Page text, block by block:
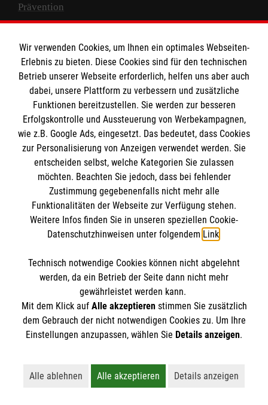
Prävention
Compliance
Transparenz
Spenden und Helfen
Spendenkonto
Empfänger: Malteser Hilfsdienst e.V.
IBAN: DE10 3706 0120 1201 2000 12
BIC: GENODED 1PA7
Newsletter abonnieren
Cookies verwalten| AGB|Impressum|Datenschutz|
Barrierefreiheit|Kontakt|Sharepoint|Mediathek
Wir verwenden Cookies, um Ihnen ein optimales Webseiten-
Erlebnis zu bieten. Diese Cookies sind für den technischen
Betrieb unserer Webseite erforderlich, helfen uns aber auch
dabei, unsere Plattform zu verbessern und zusätzliche
Funktionen bereitzustellen. Sie werden zur besseren
Erfolgskontrolle und Aussteuerung von Werbekampagnen,
wie z.B. Google Ads, eingesetzt. Das bedeutet, dass Cookies
zur Personalisierung von Anzeigen verwendet werden. Sie
entscheiden selbst, welche Kategorien Sie zulassen
möchten. Beachten Sie jedoch, dass bei fehlender
Zustimmung gegebenenfalls nicht mehr alle
Funktionalitäten der Webseite zur Verfügung stehen.
Weitere Infos finden Sie in unseren speziellen Cookie-
Datenschutzhinweisen unter folgendem Link.
Technisch notwendige Cookies können nicht abgelehnt
werden, da ein Betrieb der Seite dann nicht mehr
gewährleistet werden kann.
Mit dem Klick auf Alle akzeptierenstimmen Sie zusätzlich
dem Gebrauch der nicht notwendigen Cookies zu. Um Ihre
Einstellungen anzupassen, wählen Sie Details anzeigen.
Alle ablehnen
Lehnt alle nicht-essentiellen Cookies ab
Alle akzeptieren
Akzeptiert alle Cookies
Details anzeigen